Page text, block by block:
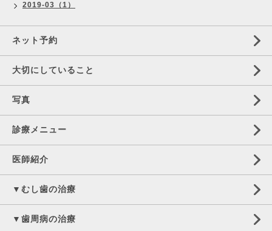
2019-03（1）
ネット予約
大切にしていること
写真
診療メニュー
医師紹介
▼むし歯の治療
▼歯周病の治療